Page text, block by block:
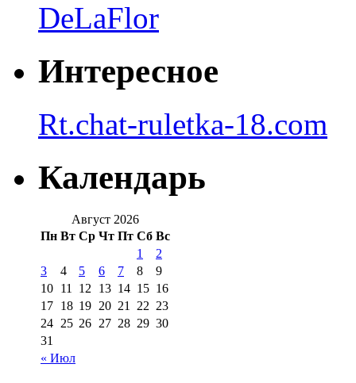
DeLaFlor
Интересное
Rt.chat-ruletka-18.com
Календарь
Август 2026
Пн Вт Ср Чт Пт Сб Вс
« Июл
1
2
3
4 5 6 7 8
9
10 11 12 13 14 15 16
17 18 19 20 21 22 23
24 25 26 27 28 29 30
31